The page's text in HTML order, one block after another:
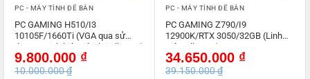
PC - MÁY TÍNH ĐỂ BÀN
PC GAMING H510/I3
10105F/1660Ti (VGA qua sử
dụng – Linh kiện còn lại All NEW)
10.000.000₫
Giá
gốc
là:
9.800.000 ₫
Giá
hiện
tại
PC - MÁY TÍNH ĐỂ BÀN
PC GAMING Z790/I9
12900K/RTX 3050/32GB (Linh
Kiện All NEW)
39.150.000₫
Giá
gốc
là:
34.650.000 ₫
Giá
hiện
tại